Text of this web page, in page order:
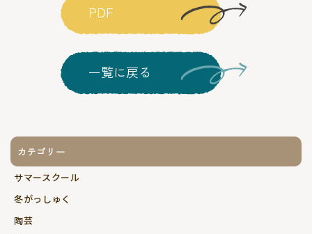
カテゴリー
サマースクール
冬がっしゅく
陶芸
PDF
一覧に戻る